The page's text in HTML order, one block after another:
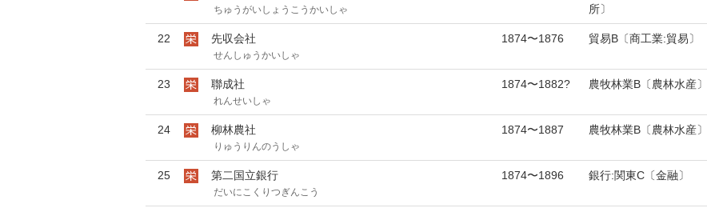
ちゅうがいしょうこうかいしゃ
所〕
22 先収会社
せんしゅうかいしゃ
1874〜1876 貿易B〔商工業:貿易〕
23 聯成社
れんせいしゃ
1874〜1882? 農牧林業B〔農林水産〕
24 柳林農社
りゅうりんのうしゃ
1874〜1887 農牧林業B〔農林水産〕
25 第二国立銀行
だいにこくりつぎんこう
1874〜1896 銀行:関東C〔金融〕